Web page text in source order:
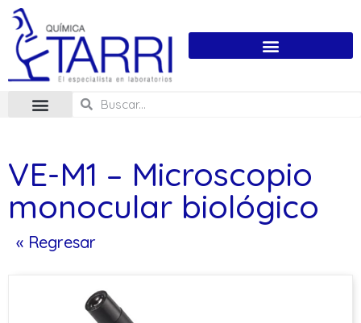
VE-M1 – Microscopio
monocular biológico
« Regresar